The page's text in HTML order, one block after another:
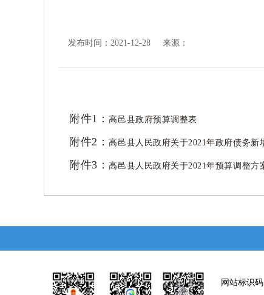
发布时间：2021-12-28 来源：
附件1：高邑县政府预算调整表
附件2：高邑县人民政府关于2021年政府债务新
附件3：高邑县人民政府关于2021年预算调整方